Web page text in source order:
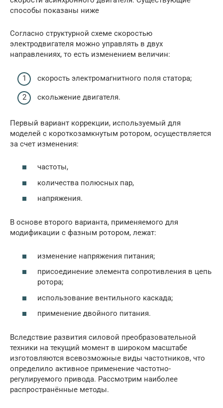
способы показаны ниже
Согласно структурной схеме скоростью
электродвигателя можно управлять в двух
направлениях, то есть изменением величин:
скорость электромагнитного поля статора;
скольжение двигателя.
Первый вариант коррекции, используемый для
моделей с короткозамкнутым ротором, осуществляется
за счет изменения:
частоты,
количества полюсных пар,
напряжения.
В основе второго варианта, применяемого для
модификации с фазным ротором, лежат:
изменение напряжения питания;
присоединение элемента сопротивления в цепь
ротора;
использование вентильного каскада;
применение двойного питания.
Вследствие развития силовой преобразовательной
техники на текущий момент в широком масштабе
изготовляются всевозможные виды частотников, что
определило активное применение частотно-
регулируемого привода. Рассмотрим наиболее
распространённые методы.